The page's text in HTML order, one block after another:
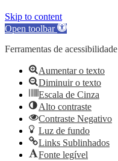
Skip to content
Open toolbar
Ferramentas de acessibilidade
Aumentar o texto
Diminuir o texto
Escala de Cinza
Alto contraste
Contraste Negativo
Luz de fundo
Links Sublinhados
Fonte legível